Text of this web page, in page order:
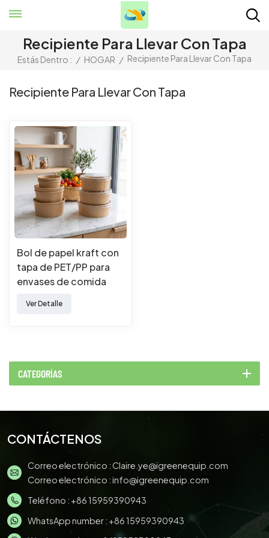
Recipiente Para Llevar Con Tapa
Estás Dentro : / HOGAR / Recipiente Para Llevar Con Tapa
Recipiente Para Llevar Con Tapa
Bol de papel kraft con
tapa de PET/PP para
envases de comida
Ver Detalle
CATEGORÍAS
CONTÁCTENOS
Correo electrónico :Claire.ye@igreenequip.com
Correo electrónico :info@igreenequip.com
Teléfono : +86 15959390943
WhatsApp number : +86 15959390943